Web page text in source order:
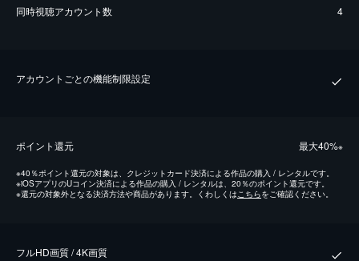
同時視聴アカウント数 4
アカウントごとの機能制限設定
ポイント還元 最⼤40%※
※40％ポイント還元の対象は、クレジットカード決済による作品の購入 / レンタルです。
※iOSアプリのUコイン決済による作品の購入 / レンタルは、20％のポイント還元です。
※還元の対象外となる決済方法や商品があります。くわしくはこちらをご確認ください。
フルHD画質 / 4K画質